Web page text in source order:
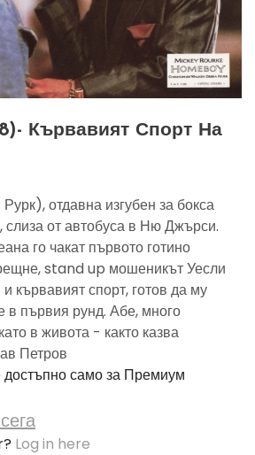
Кървавият Спорт На
отдавна изгубен за бокса
слиза от автобуса в Ню Джърси.
го чакат първото готино
stand up мошеникът Уесли
кървавият спорт, готов да му
в първия рунд. Абе, много
в живота - както казва
Петров
само за Премиум
Log in here